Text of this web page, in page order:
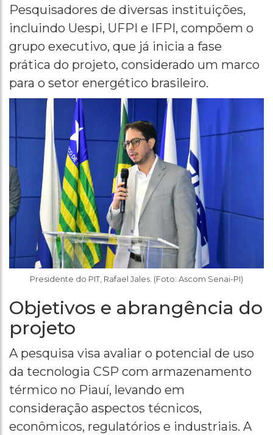
Pesquisadores de diversas instituições,
incluindo Uespi, UFPI e IFPI, compõem o
grupo executivo, que já inicia a fase
prática do projeto, considerado um marco
para o setor energético brasileiro.
Presidente do PIT, Rafael Jales. (Foto: Ascom Senai-PI)
Objetivos e abrangência do
projeto
A pesquisa visa avaliar o potencial de uso
da tecnologia CSP com armazenamento
térmico no Piauí, levando em
consideração aspectos técnicos,
econômicos, regulatórios e industriais. A